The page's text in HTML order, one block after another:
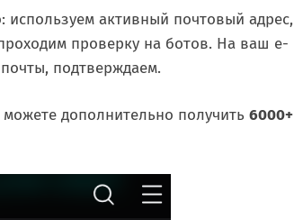
используем активный почтовый адрес,
проверку на ботов. На ваш e-
подтверждаем.
дополнительно получить 6000+